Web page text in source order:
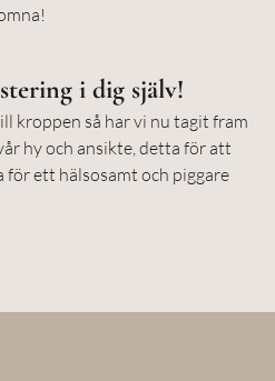
i dig själv!
kroppen så har vi nu tagit fram
hy och ansikte, detta för att
ett hälsosamt och piggare